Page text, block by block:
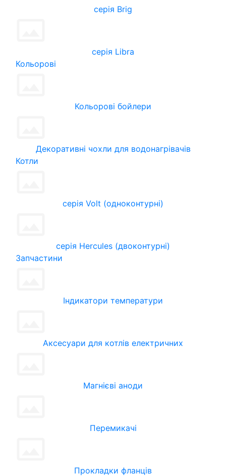
серія Brig
серія Libra
Кольорові
Кольорові бойлери
Декоративні чохли для водонагрівачів
Котли
серія Volt (одноконтурні)
серія Hercules (двоконтурні)
Запчастини
Індикатори температури
Аксесуари для котлів електричних
Магнієві аноди
Перемикачі
Прокладки фланців